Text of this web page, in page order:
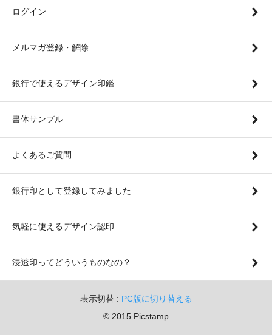
ログイン
メルマガ登録・解除
銀行で使えるデザイン印鑑
書体サンプル
よくあるご質問
銀行印として登録してみました
気軽に使えるデザイン認印
浸透印ってどういうものなの？
表示切替 : PC版に切り替える
© 2015 Picstamp